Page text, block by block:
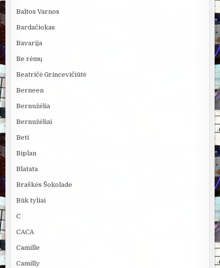
Baltos Varnos
Bardačiokas
Bavarija
Be rėmų
Beatričė Grincevičiūtė
Berneen
Bernužėlia
Bernužėliai
Beti
Biplan
Blatata
Braškės Šokolade
Būk tyliai
C
CACA
Camille
Camilly